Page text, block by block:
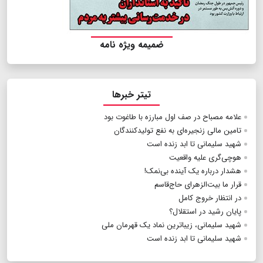
ضمیمه ویژه نامه
تیتر خبرها
علامه مصباح در صف اول مبارزه با طاغوت بود
تامین مالی زنجیره‌ای به نفع تولیدکنندگان
شهید سلیمانی تا ابد زنده است
هوچی‌گری علیه واقعیت
هشدار درباره یک آینده بی‌نمک!
قرار ما بیت‌الزهرای حاج‌قاسم
در انتظار خروج کامل
پایان رشید در استقلال؟
شهید سلیمانی، زیباترین نماد یک قهرمان ملی
شهید سلیمانی تا ابد زنده است